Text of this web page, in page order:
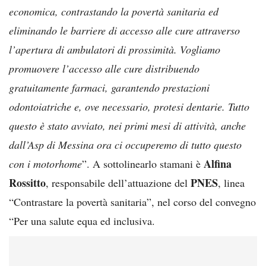
economica, contrastando la povertà sanitaria ed
eliminando le barriere di accesso alle cure attraverso
l’apertura di ambulatori di prossimità. Vogliamo
promuovere l’accesso alle cure distribuendo
gratuitamente farmaci, garantendo prestazioni
odontoiatriche e, ove necessario, protesi dentarie. Tutto
questo è stato avviato, nei primi mesi di attività, anche
dall’Asp di Messina ora ci occuperemo di tutto questo
con i motorhome”. A sottolinearlo stamani è Alfina
Rossitto, responsabile dell’attuazione del PNES, linea
“Contrastare la povertà sanitaria”, nel corso del convegno
“Per una salute equa ed inclusiva.